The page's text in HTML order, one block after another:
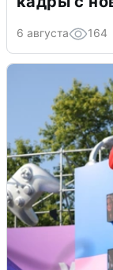
6 августа 164